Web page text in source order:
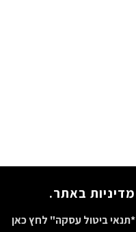
מדיניות באתר.
*תנאי ביטול עסקה" לחץ כאן